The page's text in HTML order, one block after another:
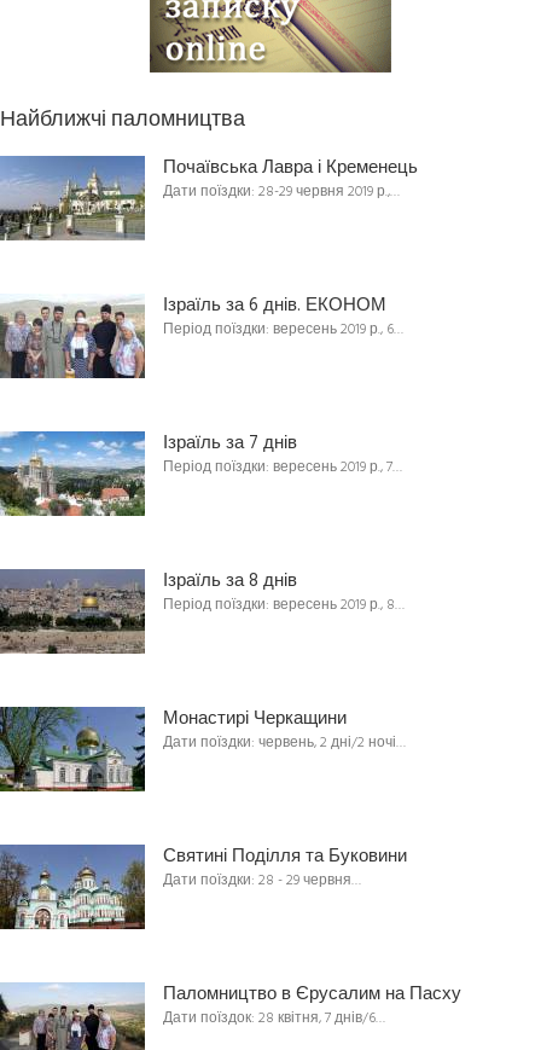
Найближчі паломництва
Почаївська Лавра і Кременець
Дати поїздки: 28-29 червня 2019 р.,…
Ізраїль за 6 днів. ЕКОНОМ
Період поїздки: вересень 2019 р., 6…
Ізраїль за 7 днів
Період поїздки: вересень 2019 р., 7…
Ізраїль за 8 днів
Період поїздки: вересень 2019 р., 8…
Монастирі Черкащини
Дати поїздки: червень, 2 дні/2 ночі…
Святині Поділля та Буковини
Дати поїздки: 28 - 29 червня…
Паломництво в Єрусалим на Пасху
Дати поїздок: 28 квітня, 7 днів/6…